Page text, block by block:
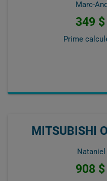
Marc-
349
Prime
MITSUBISHI
Nataniel
908